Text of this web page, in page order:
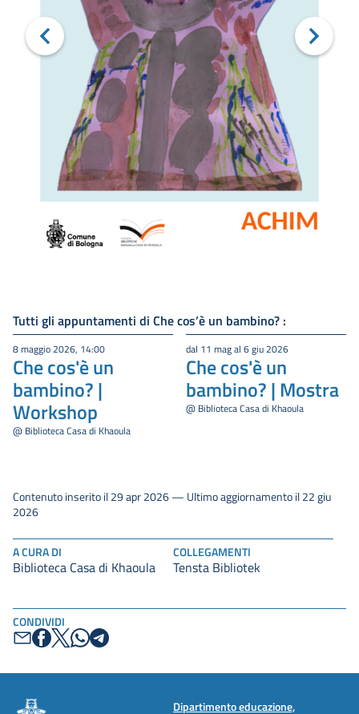
CONDIVIDI
A CURA DI
Biblioteca Casa di Khaoula
COLLEGAMENTI
Tensta Bibliotek
Tutti gli appuntamenti di Che cos’è un bambino? :
8 maggio 2026, 14:00
Che cos'è un
bambino? |
Workshop
@ Biblioteca Casa di Khaoula
dal 11 mag al 6 giu 2026
Che cos'è un
bambino? | Mostra
@ Biblioteca Casa di Khaoula
Contenuto inserito il 29 apr 2026 — Ultimo aggiornamento il 22 giu
2026
Dipartimento educazione,